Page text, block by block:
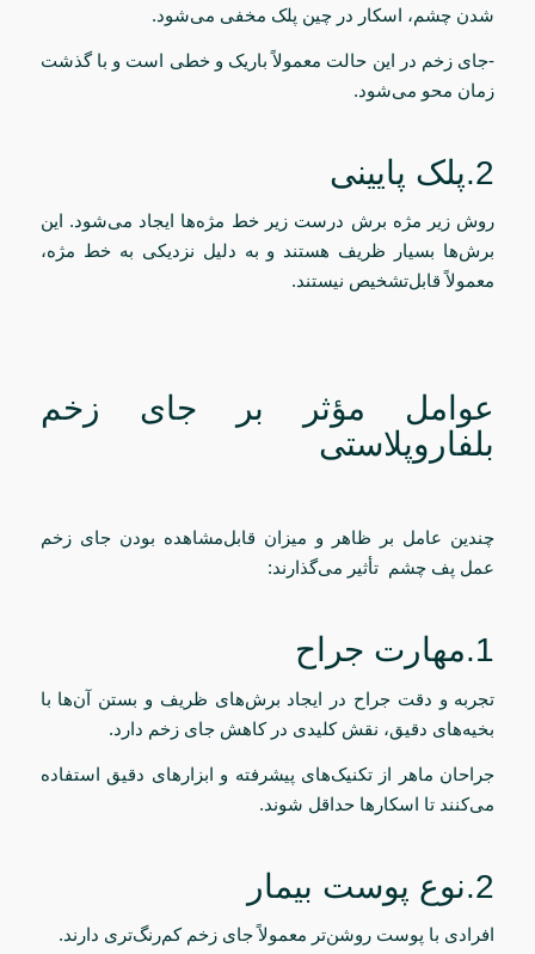
شدن چشم، اسکار در چین پلک مخفی می‌شود.
-جای زخم در این حالت معمولاً باریک و خطی است و با گذشت
زمان محو می‌شود.
2.پلک پایینی
روش زیر مژه برش درست زیر خط مژه‌ها ایجاد می‌شود. این
برش‌ها بسیار ظریف هستند و به دلیل نزدیکی به خط مژه،
معمولاً قابل‌تشخیص نیستند.
عوامل مؤثر بر جای زخم
بلفاروپلاستی
چندین عامل بر ظاهر و میزان قابل‌مشاهده بودن جای زخم
عمل پف چشم تأثیر می‌گذارند:
1.مهارت جراح
تجربه و دقت جراح در ایجاد برش‌های ظریف و بستن آن‌ها با
بخیه‌های دقیق، نقش کلیدی در کاهش جای زخم دارد.
جراحان ماهر از تکنیک‌های پیشرفته و ابزارهای دقیق استفاده
می‌کنند تا اسکارها حداقل شوند.
2.نوع پوست بیمار
افرادی با پوست روشن‌تر معمولاً جای زخم کم‌رنگ‌تری دارند.